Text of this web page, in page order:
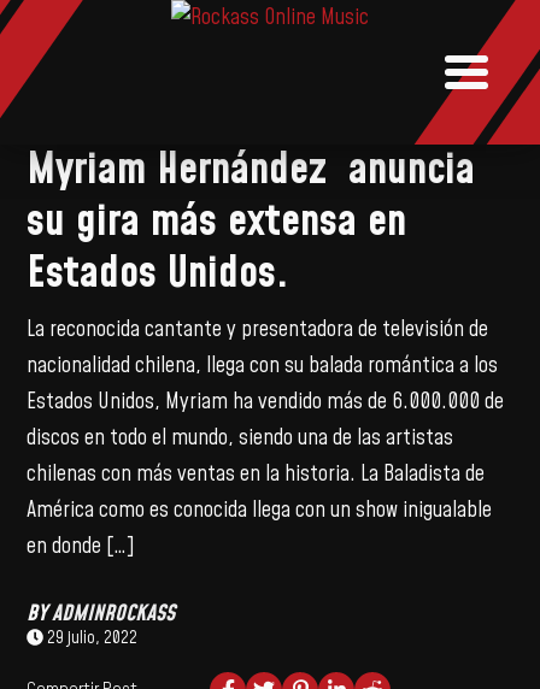
MUSIC
Myriam Hernández anuncia
su gira más extensa en
Estados Unidos.
La reconocida cantante y presentadora de televisión de
nacionalidad chilena, llega con su balada romántica a los
Estados Unidos, Myriam ha vendido más de 6.000.000 de
discos en todo el mundo, siendo una de las artistas
chilenas con más ventas en la historia. La Baladista de
América como es conocida llega con un show inigualable
en donde […]
BYADMINROCKASS
29 julio, 2022